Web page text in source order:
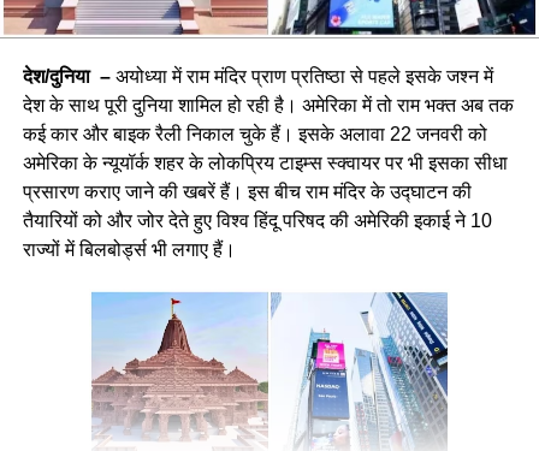
देश/दुनिया –अयोध्या में राम मंदिर प्राण प्रतिष्ठा से पहले इसके जश्न में
देश के साथ पूरी दुनिया शामिल हो रही है। अमेरिका में तो राम भक्त अब तक
कई कार और बाइक रैली निकाल चुके हैं। इसके अलावा 22 जनवरी को
अमेरिका के न्यूयॉर्क शहर के लोकप्रिय टाइम्स स्क्वायर पर भी इसका सीधा
प्रसारण कराए जाने की खबरें हैं। इस बीच राम मंदिर के उद्घाटन की
तैयारियों को और जोर देते हुए विश्व हिंदू परिषद की अमेरिकी इकाई ने 10
राज्यों में बिलबोर्ड्स भी लगाए हैं।